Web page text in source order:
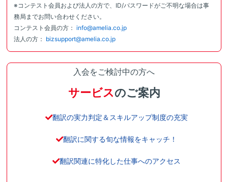
※コンテスト会員および法人の方で、ID/パスワードがご不明な場合は事
務局までお問い合わせください。
コンテスト会員の方： info@amelia.co.jp
法人の方： bizsupport@amelia.co.jp
入会をご検討中の方へ
サービスのご案内
翻訳の実力判定＆スキルアップ制度の充実
翻訳に関する旬な情報をキャッチ！
翻訳関連に特化した仕事へのアクセス